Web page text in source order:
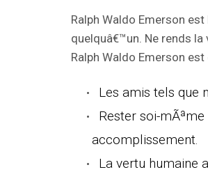
Ralph Waldo Emerson
quelquâ€™un. Ne rends la
Ralph Waldo Emerson
Les amis tels que
Rester soi-
accomplissement.
La vertu humaine